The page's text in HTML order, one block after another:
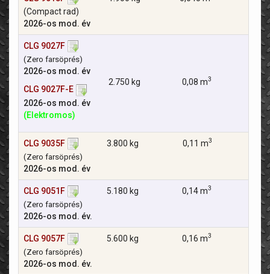
(Compact rad)
2026-os mod. év
CLG 9027F
(Zero farsöprés)
2026-os mod. év
CLG 9027F-E
2026-os mod. év
(Elektromos)
2.750 kg 0,08 m3
15,2
CLG 9035F
(Zero farsöprés)
2026-os mod. év
3.800 kg 0,11 m3
CLG 9051F
(Zero farsöprés)
2026-os mod. év.
5.180 kg 0,14 m3
CLG 9057F
(Zero farsöprés)
2026-os mod. év.
5.600 kg 0,16 m3